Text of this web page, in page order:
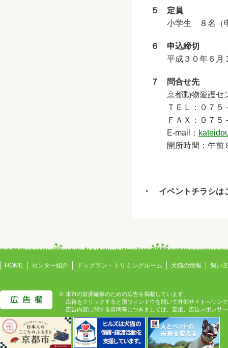
５ 定員
小学生 ８名（
６ 申込締切
平成３０年６月３
７ 問合せ先
京都動物愛護セ
ＴＥＬ：０７５－
ＦＡＸ：０７５－
E-mail：
開所時間：午前８
・ イベントチラシ
HOME センター紹介 ドッグラン・トリミングルーム 犬猫の情報 飼い
※ 本市の財源確保のための広告を掲載しています。
広告をクリックすると別ウィンドウを開いて外部サイトへリン
広告内容に関する質問等につきましては、直接、広告スポンサ